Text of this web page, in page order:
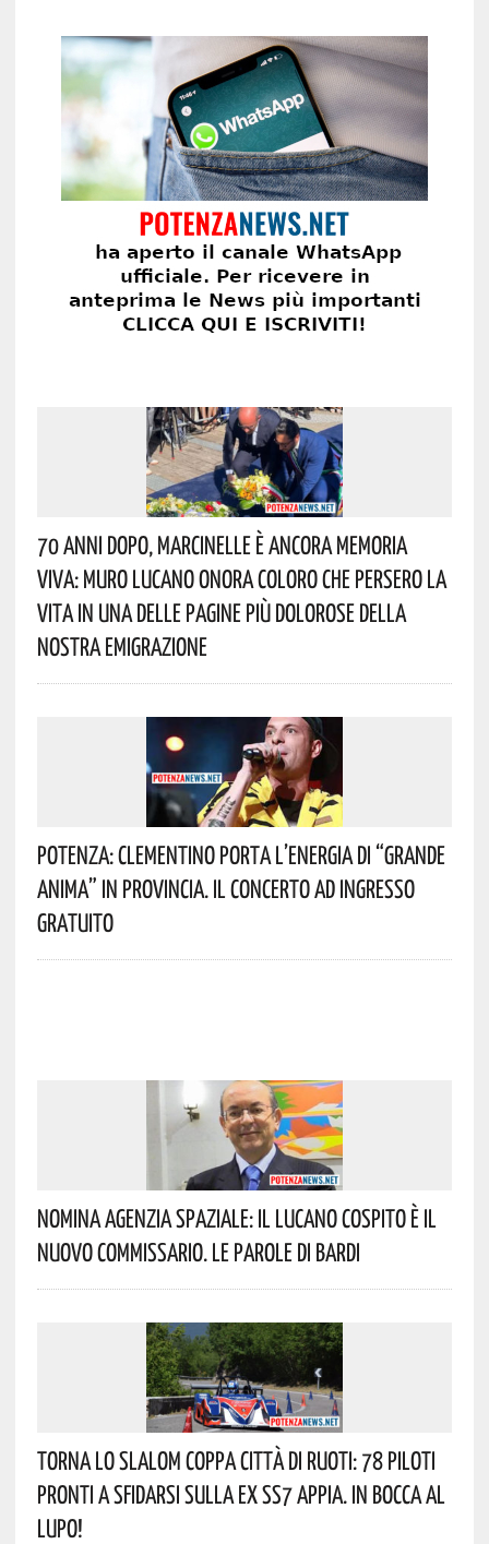
70 Anni Dopo, Marcinelle È Ancora Memoria
Viva: Muro Lucano Onora Coloro Che Persero La
Vita In Una Delle Pagine Più Dolorose Della
Nostra Emigrazione
Potenza: Clementino Porta L’energia Di “Grande
Anima” In Provincia. Il Concerto Ad Ingresso
Gratuito
Nomina Agenzia Spaziale: Il Lucano Cospito È Il
Nuovo Commissario. Le Parole Di Bardi
Torna Lo Slalom Coppa Città Di Ruoti: 78 Piloti
Pronti A Sfidarsi Sulla Ex SS7 Appia. In Bocca Al
Lupo!